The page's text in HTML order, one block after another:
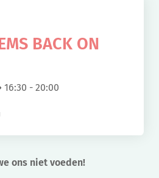
BACK ON
- 20:00
ons niet voeden!